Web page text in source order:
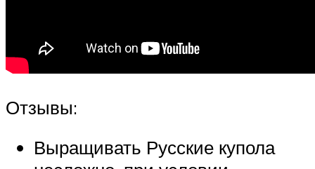
Отзывы:
Выращивать Русские купола